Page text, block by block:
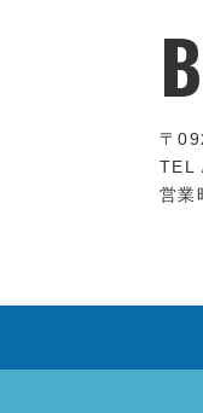
〒
TEL
営